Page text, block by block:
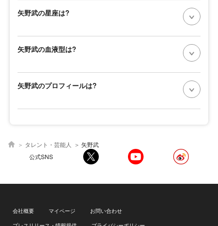
矢野武の星座は?
矢野武の血液型は?
矢野武のプロフィールは?
タレント・芸能人
矢野武
公式SNS
会社概要 マイページ
お問い合わせ